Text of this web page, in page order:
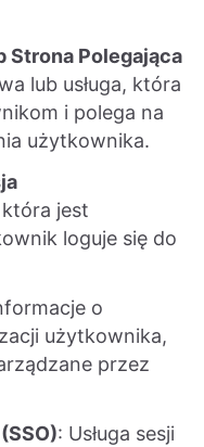
Strona Polegająca
lub usługa, która
i polega na
użytkownika.
która jest
loguje się do
o
użytkownika,
przez
: Usługa sesji